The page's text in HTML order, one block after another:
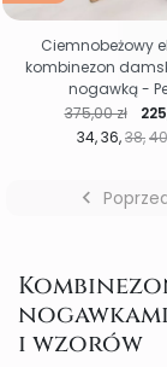
34 36 38 40
Cena
375,00 zł
Ciemnobeżowy
kombinezon
nogawką -

i wzorów